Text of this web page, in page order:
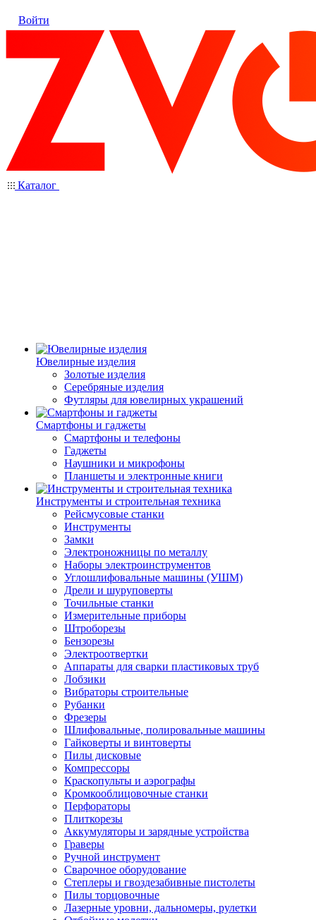
Войти
Каталог
Ювелирные изделия
Золотые изделия
Серебряные изделия
Футляры для ювелирных украшений
Смартфоны и гаджеты
Смартфоны и телефоны
Гаджеты
Наушники и микрофоны
Планшеты и электронные книги
Инструменты и строительная техника
Рейсмусовые станки
Инструменты
Замки
Электроножницы по металлу
Наборы электроинструментов
Углошлифовальные машины (УШМ)
Дрели и шуруповерты
Точильные станки
Измерительные приборы
Штроборезы
Бензорезы
Электроотвертки
Аппараты для сварки пластиковых труб
Лобзики
Вибраторы строительные
Рубанки
Фрезеры
Шлифовальные, полировальные машины
Гайковерты и винтоверты
Пилы дисковые
Компрессоры
Краскопульты и аэрографы
Кромкооблицовочные станки
Перфораторы
Плиткорезы
Аккумуляторы и зарядные устройства
Граверы
Ручной инструмент
Сварочное оборудование
Степлеры и гвоздезабивные пистолеты
Пилы торцовочные
Лазерные уровни, дальномеры, рулетки